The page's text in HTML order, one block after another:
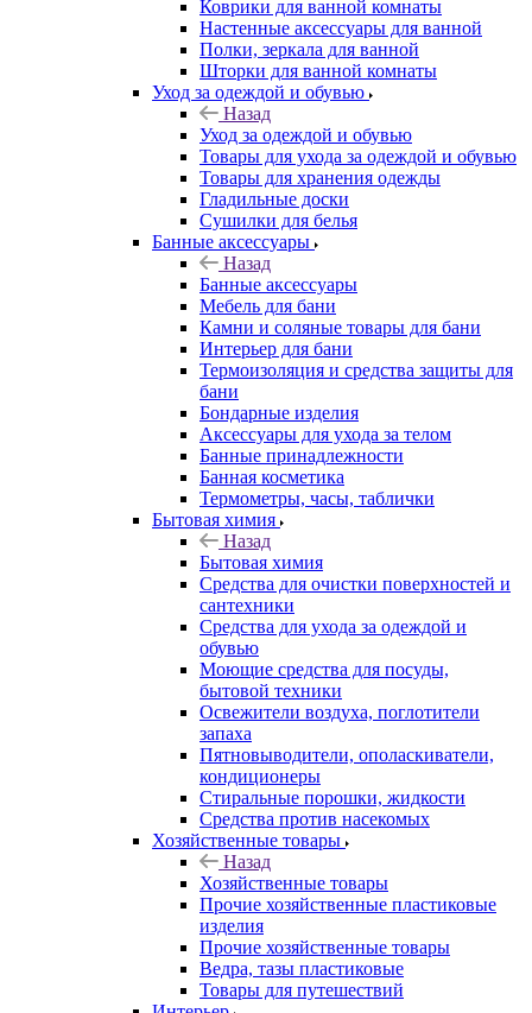
Коврики для ванной комнаты
Настенные аксессуары для ванной
Полки, зеркала для ванной
Шторки для ванной комнаты
Уход за одеждой и обувью
Назад
Уход за одеждой и обувью
Товары для ухода за одеждой и обувью
Товары для хранения одежды
Гладильные доски
Сушилки для белья
Банные аксессуары
Назад
Банные аксессуары
Мебель для бани
Камни и соляные товары для бани
Интерьер для бани
Термоизоляция и средства защиты для
бани
Бондарные изделия
Аксеcсуары для ухода за телом
Банные принадлежности
Банная косметика
Термометры, часы, таблички
Бытовая химия
Назад
Бытовая химия
Средства для очистки поверхностей и
сантехники
Средства для ухода за одеждой и
обувью
Моющие средства для посуды,
бытовой техники
Освежители воздуха, поглотители
запаха
Пятновыводители, ополаскиватели,
кондиционеры
Стиральные порошки, жидкости
Средства против насекомых
Хозяйственные товары
Назад
Хозяйственные товары
Прочие хозяйственные пластиковые
изделия
Прочие хозяйственные товары
Ведра, тазы пластиковые
Товары для путешествий